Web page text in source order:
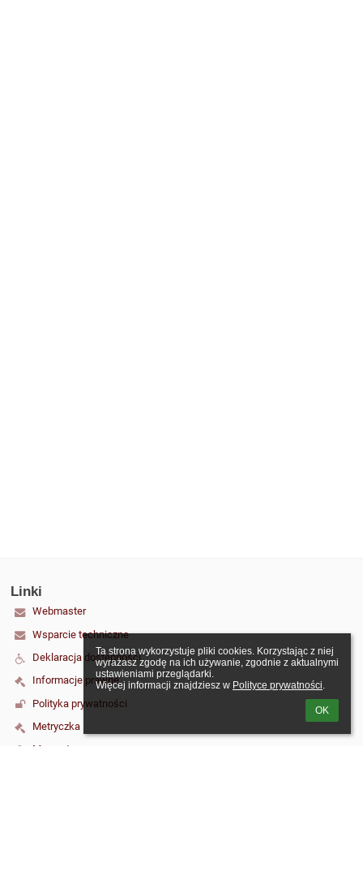
Ta strona wykorzystuje pliki cookies. Korzystając z niej
wyrażasz zgodę na ich używanie, zgodnie z aktualnymi
ustawieniami przeglądarki.
Więcej informacji znajdziesz w Polityce prywatności.
OK
Linki
Webmaster
Wsparcie techniczne
Deklaracja dostępności
Informacje prawne
Polityka prywatności
Metryczka
Mapa strony